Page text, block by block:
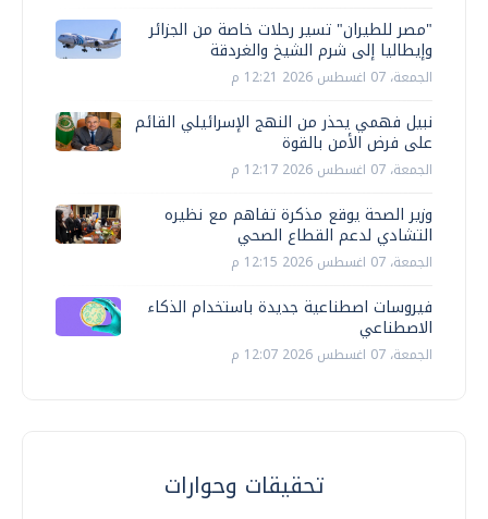
"مصر للطيران" تسير رحلات خاصة من الجزائر
وإيطاليا إلى شرم الشيخ والغردقة
الجمعة، 07 اغسطس 2026 12:21 م
نبيل فهمي يحذر من النهج الإسرائيلي القائم
على فرض الأمن بالقوة
الجمعة، 07 اغسطس 2026 12:17 م
وزير الصحة يوقع مذكرة تفاهم مع نظيره
التشادي لدعم القطاع الصحي
الجمعة، 07 اغسطس 2026 12:15 م
فيروسات اصطناعية جديدة باستخدام الذكاء
الاصطناعي
الجمعة، 07 اغسطس 2026 12:07 م
تحقيقات وحوارات